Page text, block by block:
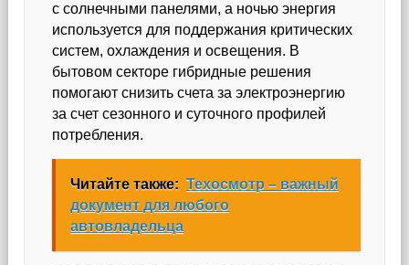
с солнечными панелями, а ночью энергия
используется для поддержания критических
систем, охлаждения и освещения. В
бытовом секторе гибридные решения
помогают снизить счета за электроэнергию
за счет сезонного и суточного профилей
потребления.
Читайте также: Техосмотр – важный
документ для любого
автовладельца